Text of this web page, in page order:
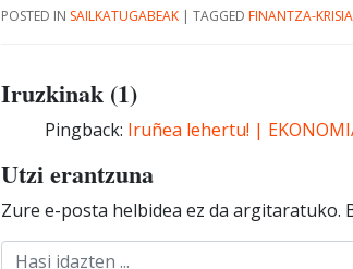
POSTED IN SAILKATUGABEAK | TAGGED FINANTZA-KRISIA
Iruzkinak (1)
Pingback: Iruñea lehertu! |
Utzi erantzuna
Zure e-posta helbidea ez da argitaratuko.